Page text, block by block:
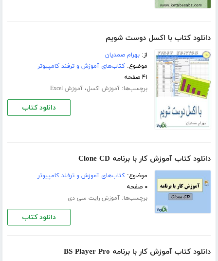
دانلود کتاب با اکسل دوست شویم
از:بهرام صمدیان
موضوع:کتاب‌های آموزش و ترفند کامپیوتر
۴۱ صفحه
برچسب‌ها:آموزش اکسل،آموزش Excel
دانلود کتاب
دانلود کتاب آموزش کار با برنامه Clone CD
موضوع:کتاب‌های آموزش و ترفند کامپیوتر
۰ صفحه
برچسب‌ها:آموزش رایت سی دی
دانلود کتاب
دانلود کتاب آموزش کار با برنامه BS Player Pro